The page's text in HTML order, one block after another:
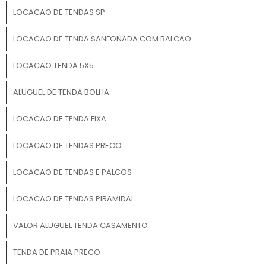
LOCACAO DE TENDAS SP
LOCACAO DE TENDA SANFONADA COM BALCAO
LOCACAO TENDA 5X5
ALUGUEL DE TENDA BOLHA
LOCACAO DE TENDA FIXA
LOCACAO DE TENDAS PRECO
LOCACAO DE TENDAS E PALCOS
LOCACAO DE TENDAS PIRAMIDAL
VALOR ALUGUEL TENDA CASAMENTO
TENDA DE PRAIA PRECO